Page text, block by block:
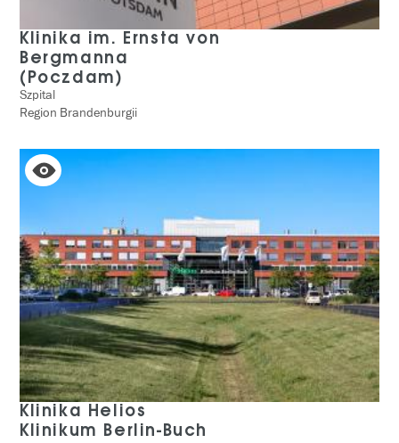
Klinika im. Ernsta von
Bergmanna
(Poczdam)
Szpital
Region Brandenburgii
Klinika Helios
Klinikum Berlin-Buch